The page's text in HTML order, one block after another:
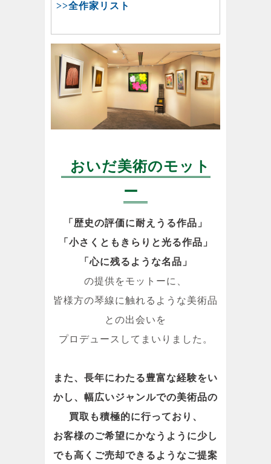
>>全作家リスト
おいだ美術のモット
ー
「歴史の評価に耐えうる作品」
「小さくともきらりと光る作品」
「心に残るような名品」
の提供をモットーに、
皆様方の琴線に触れるような美術品
との出会いを
プロデュースしてまいりました。
また、長年にわたる豊富な経験をい
かし、幅広いジャンルでの美術品の
買取も積極的に行っており、
お客様のご希望にかなうように少し
でも高くご売却できるようなご提案